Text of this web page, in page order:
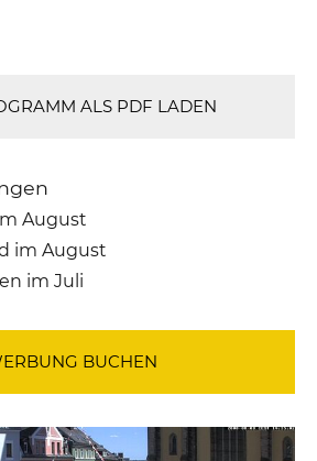
ALS PDF LADEN
August
im August
im Juli
BUCHEN